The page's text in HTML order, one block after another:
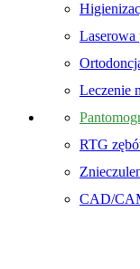
Laserowa
Leczenie
RTG
CAD/